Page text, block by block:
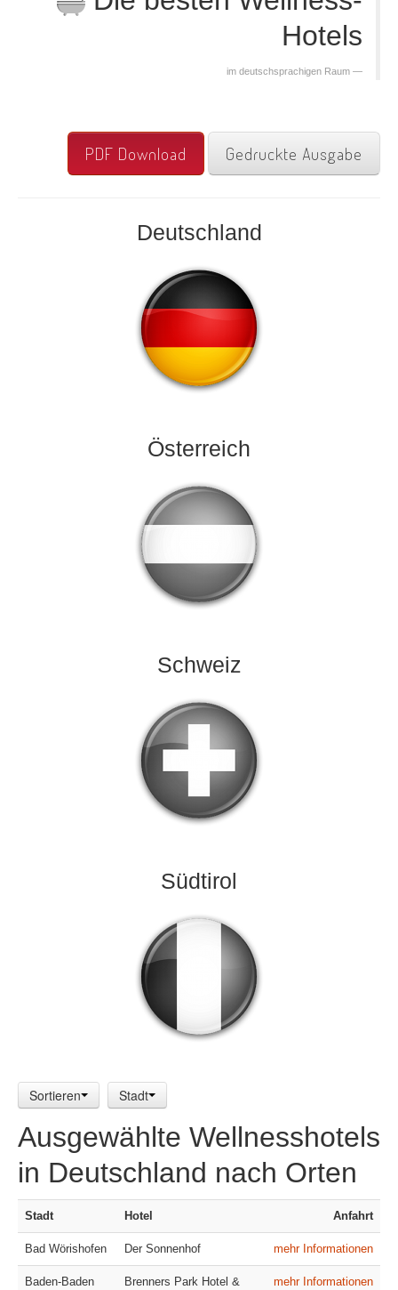
Hotels
im deutschsprachigen Raum
PDF Download Gedruckte Ausgabe
Deutschland
Österreich
Schweiz
Südtirol
Sortieren Stadt
Ausgewählte Wellnesshotels
in Deutschland nach Orten
Stadt Hotel Anfahrt
Bad Wörishofen Der Sonnenhof mehr Informationen
Baden-Baden Brenners Park Hotel & mehr Informationen